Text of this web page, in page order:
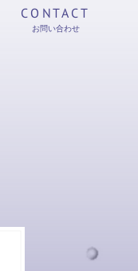
CONTACT
お問い合わせ